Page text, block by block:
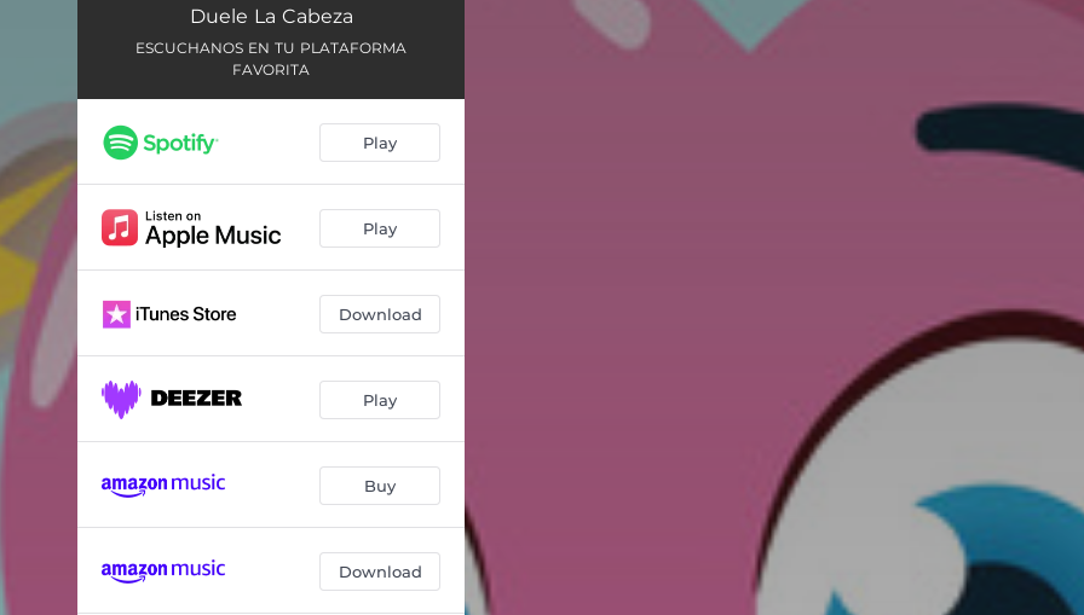
Duele La Cabeza
ESCUCHANOS EN TU PLATAFORMA
FAVORITA
Play
Play
Download
Play
Buy
Download